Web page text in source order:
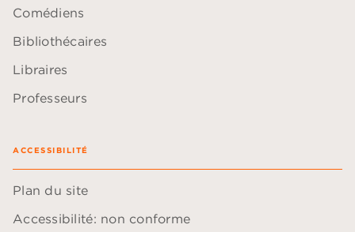
Comédiens
Bibliothécaires
Libraires
Professeurs
ACCESSIBILITÉ
Plan du site
Accessibilité: non conforme